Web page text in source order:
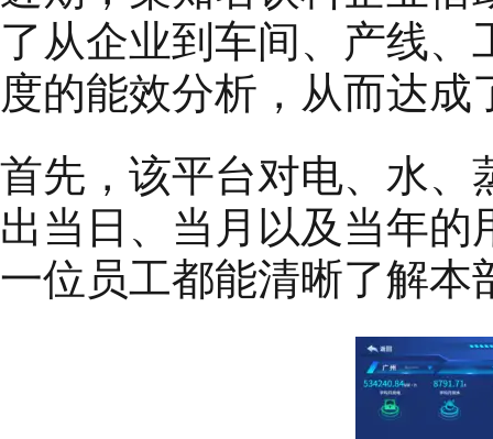
了从企业到车间、产线
度的能效分析，从而达
首先，该平台对电、水、
出当日、当月以及当年
一位员工都能清晰了解本